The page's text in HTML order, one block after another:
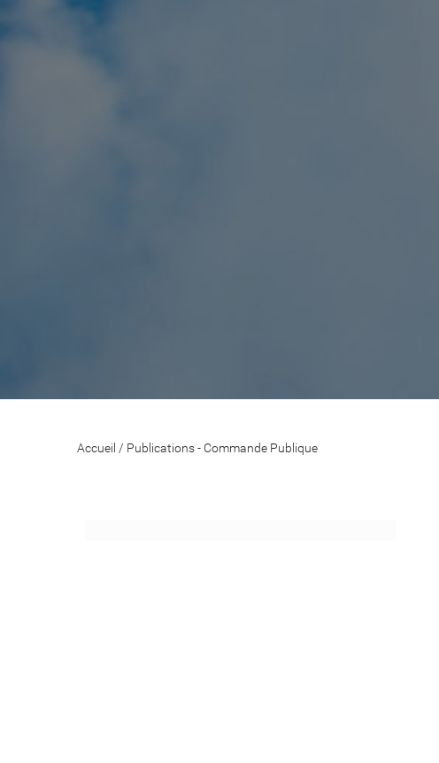
Accueil / Publications - Commande Publique